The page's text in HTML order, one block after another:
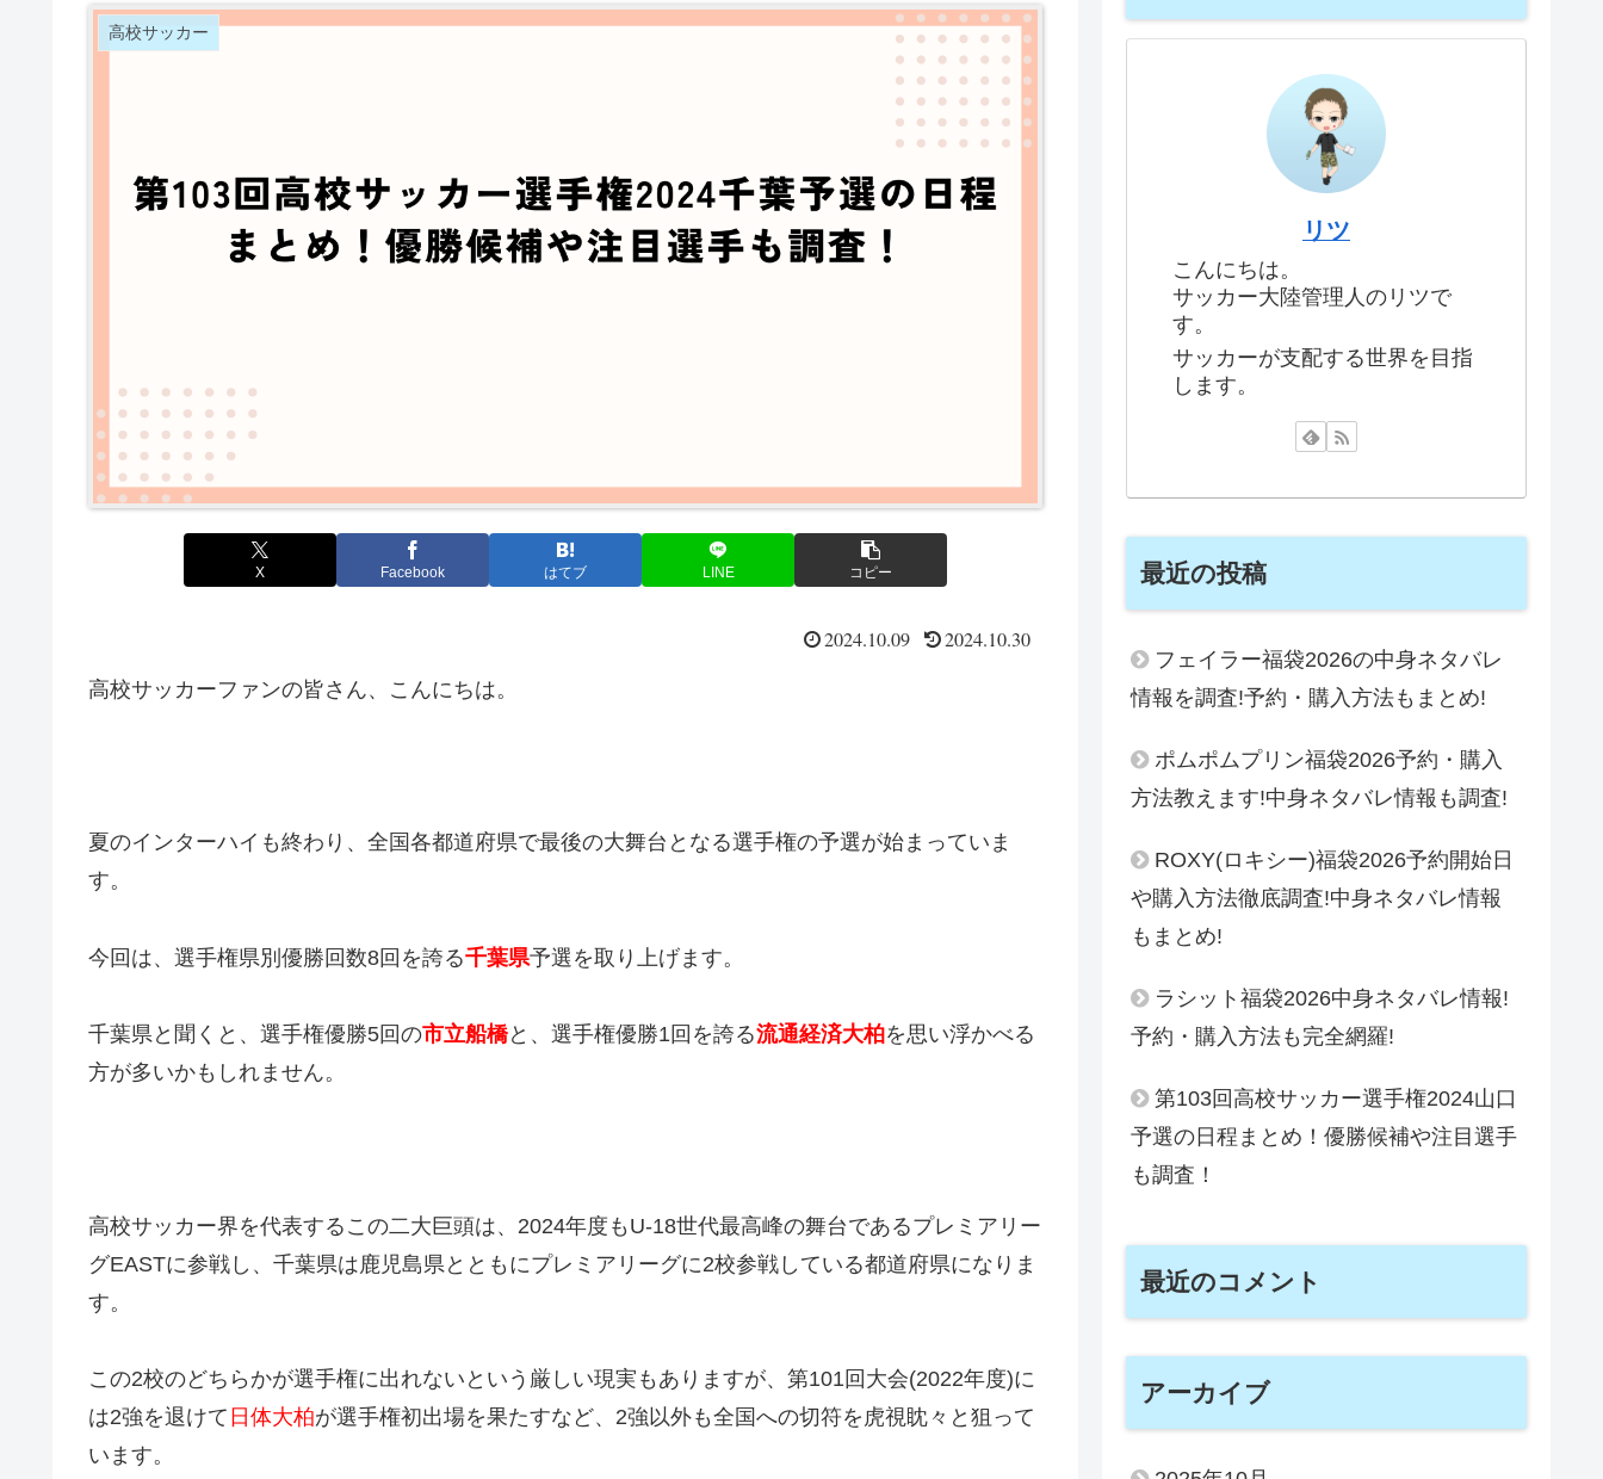
高校サッカー
X Facebook はてブ LINE コピー
2024.10.09 2024.10.30
高校サッカーファンの皆さん、こんにちは。
夏のインターハイも終わり、全国各都道府県で最後の大舞台となる選手権の予選が始まっていま
す。
今回は、選手権県別優勝回数8回を誇る千葉県予選を取り上げます。
千葉県と聞くと、選手権優勝5回の市立船橋と、選手権優勝1回を誇る流通経済大柏を思い浮かべる
方が多いかもしれません。
高校サッカー界を代表するこの二大巨頭は、2024年度もU-18世代最高峰の舞台であるプレミアリー
グEASTに参戦し、千葉県は鹿児島県とともにプレミアリーグに2校参戦している都道府県になりま
す。
この2校のどちらかが選手権に出れないという厳しい現実もありますが、第101回大会(2022年度)に
は2強を退けて 日体大柏が選手権初出場を果たすなど、2強以外も全国への切符を虎視眈々と狙って
います。
リツ
こんにちは。
サッカー大陸管理人のリツで
す。
サッカーが支配する世界を目指
します。
最近の投稿
フェイラー福袋2026の中身ネタバレ
情報を調査!予約・購入方法もまとめ!
ポムポムプリン福袋2026予約・購入
方法教えます!中身ネタバレ情報も調査!
ROXY(ロキシー)福袋2026予約開始日
や購入方法徹底調査!中身ネタバレ情報
もまとめ!
ラシット福袋2026中身ネタバレ情報!
予約・購入方法も完全網羅!
第103回高校サッカー選手権2024山口
予選の日程まとめ！優勝候補や注目選手
も調査！
最近のコメント
アーカイブ